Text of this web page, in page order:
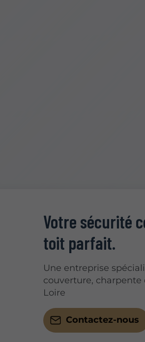
Votre sécurité
toit parfait.
Une entreprise
couverture,
Loire
Contactez-nous